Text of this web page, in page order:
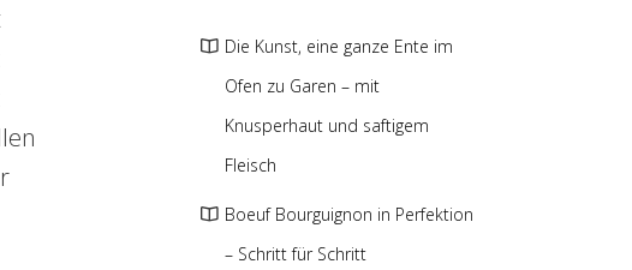
Die Kunst, eine ganze Ente im
Ofen zu Garen – mit
Knusperhaut und saftigem
Fleisch
Boeuf Bourguignon in Perfektion
– Schritt für Schritt